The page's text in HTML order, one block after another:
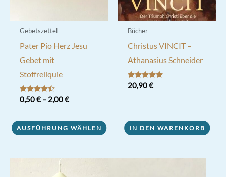
werden
Gebetszettel
Pater Pio Herz Jesu
Gebet mit
Stoffreliquie
Bewertet
mit
0,50€– 2,00€
AUSFÜHRUNG WÄHLEN
Produkt
mehrere
Varianten
Bücher
Christus VINCIT –
Athanasius Schneider
Bewertet mit
5.00
20,90€
IN DEN WARENKORB